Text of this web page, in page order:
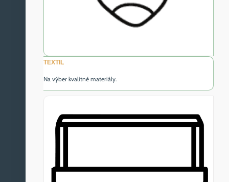
TEXTIL
Na výber kvalitné materiály.